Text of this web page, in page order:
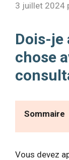
3 juillet 2024
Dois-je
chose
Sommaire
Vous devez